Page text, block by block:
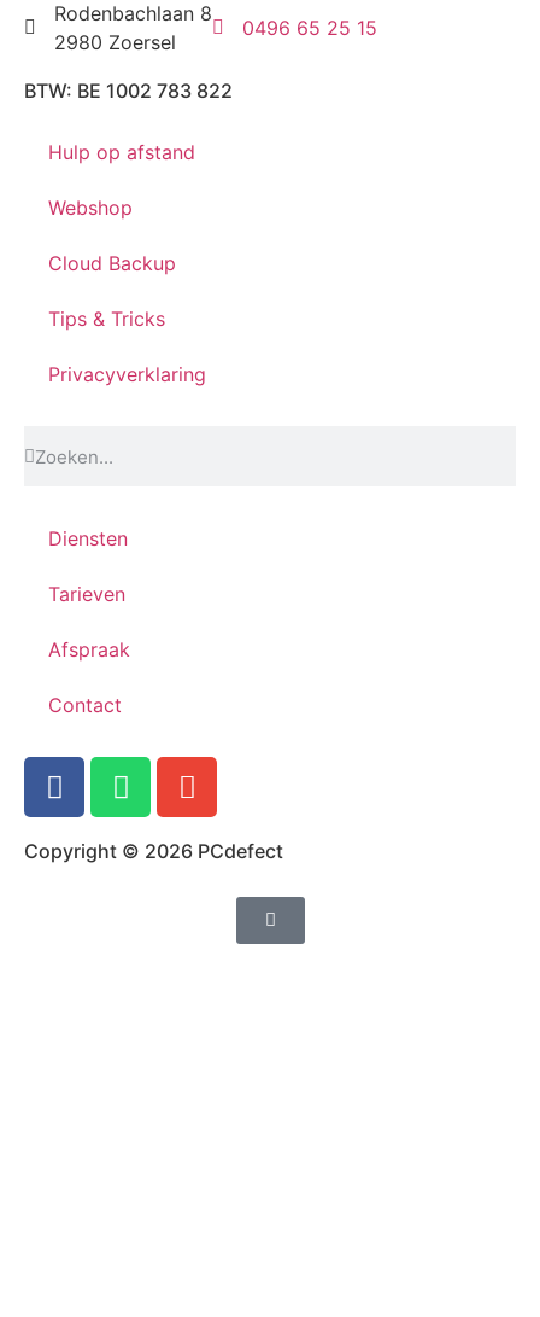
Rodenbachlaan 8
2980 Zoersel
0496 65 25 15
BTW: BE 1002 783 822
Hulp op afstand
Webshop
Cloud Backup
Tips & Tricks
Privacyverklaring
Diensten
Tarieven
Afspraak
Contact
Copyright © 2026 PCdefect